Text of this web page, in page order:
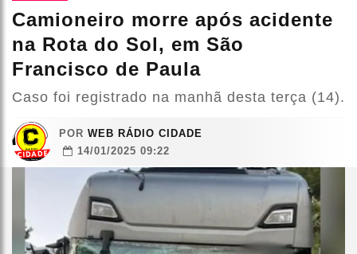
Camioneiro morre após acidente
na Rota do Sol, em São
Francisco de Paula
Caso foi registrado na manhã desta terça (14).
POR WEB RÁDIO CIDADE
14/01/2025 09:22